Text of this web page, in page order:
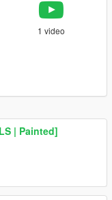
1 video
| Painted]